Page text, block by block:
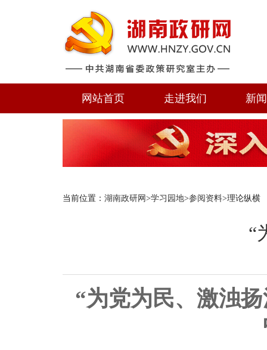
网站首页 走进我们 新
当前位置： 湖南政研网 >学习园地>参阅资料>理论纵横
“
“为党为民、激浊